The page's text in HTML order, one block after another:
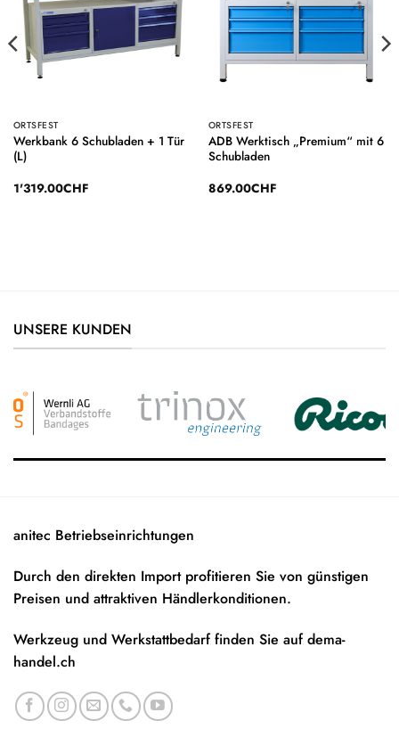
ORTSFEST
Werkbank 6 Schubladen + 1 Tür
(L)
1'319.00CHF
ORTSFEST
ADB Werktisch „Premium“ mit 6
Schubladen
869.00CHF
UNSERE KUNDEN
anitec Betriebseinrichtungen
Durch den direkten Import profitieren Sie von günstigen
Preisen und attraktiven Händlerkonditionen.
Werkzeug und Werkstattbedarf finden Sie aufdema-
handel.ch